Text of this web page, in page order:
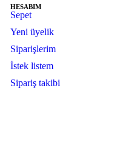
HESABIM
Sepet
Yeni üyelik
Siparişlerim
İstek listem
Sipariş takibi